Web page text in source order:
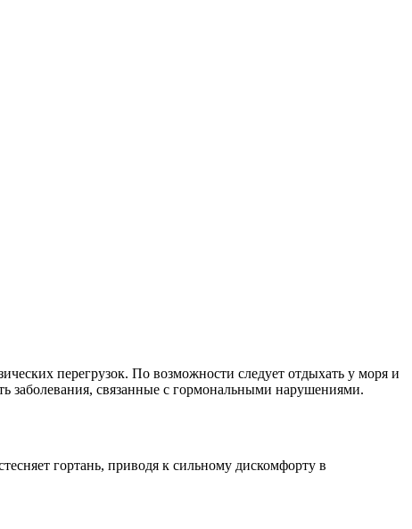
перегрузок. По возможности следует отдыхать у моря и
заболевания, связанные с гормональными нарушениями.
гортань, приводя к сильному дискомфорту в